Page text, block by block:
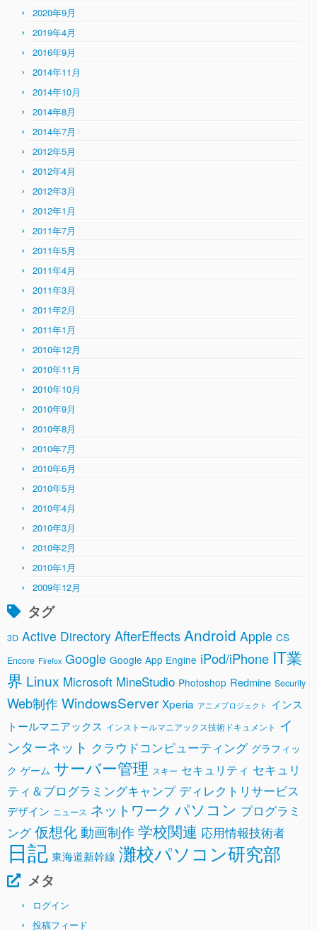
2020年9月
2019年4月
2016年9月
2014年11月
2014年10月
2014年8月
2014年7月
2012年5月
2012年4月
2012年3月
2012年1月
2011年7月
2011年5月
2011年4月
2011年3月
2011年2月
2011年1月
2010年12月
2010年11月
2010年10月
2010年9月
2010年8月
2010年7月
2010年6月
2010年5月
2010年4月
2010年3月
2010年2月
2010年1月
2009年12月
タグ
3D Active Directory AfterEffectsAndroid Apple CS
Encore Firefox Google Google App Engine iPod/iPhone IT業
界 Linux Microsoft MineStudio Photoshop Redmine Security
Web制作WindowsServer Xperia アニメプロジェクト インス
トールマニアックス インストールマニアックス技術ドキュメント イ
ンターネット クラウドコンピューティング グラフィッ
ク ゲーム サーバー管理 スキー セキュリティ セキュリ
ティ＆プログラミングキャンプ ディレクトリサービス
デザイン ニュース ネットワーク パソコン プログラミ
ング 仮想化動画制作学校関連 応用情報技術者
日記 東海道新幹線 灘校パソコン研究部
メタ
ログイン
投稿フィード